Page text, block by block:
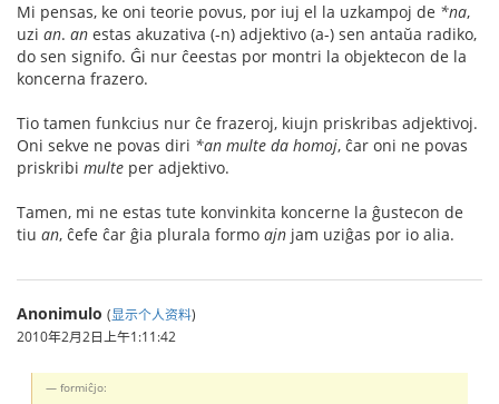
Mi pensas, ke oni teorie povus, por iuj el la uzkampoj de *na,
uzi an. an estas akuzativa (-n) adjektivo (a-) sen antaŭa radiko,
do sen signifo. Ĝi nur ĉeestas por montri la objektecon de la
koncerna frazero.
Tio tamen funkcius nur ĉe frazeroj, kiujn priskribas adjektivoj.
Oni sekve ne povas diri *an multe da homoj, ĉar oni ne povas
priskribi multe per adjektivo.
Tamen, mi ne estas tute konvinkita koncerne la ĝustecon de
tiu an, ĉefe ĉar ĝia plurala formo ajn jam uziĝas por io alia.
Anonimulo (显示个人资料)
2010年2月2日上午1:11:42
formiĉjo: